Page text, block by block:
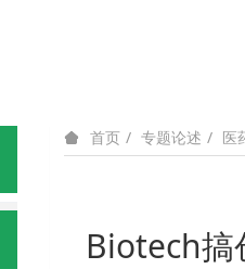
首页 专题论述 医
Biotech搞